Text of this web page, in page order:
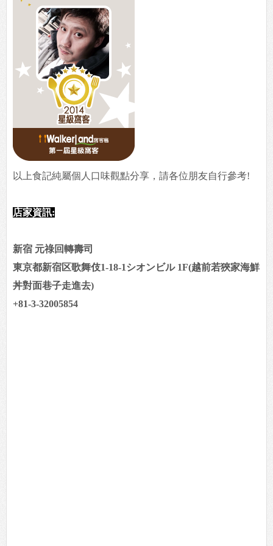
以上食記純屬個人口味觀點分享，請各位朋友自行參考!
店家資訊:
新宿 元祿回轉壽司
東京都新宿区歌舞伎1-18-1シオンビル 1F(越前若狹家海鮮
丼對面巷子走進去)
+81-3-32005854